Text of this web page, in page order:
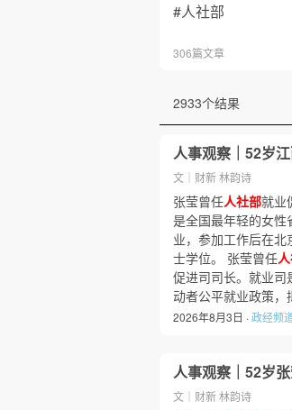
#人社部
306篇文章
2933个结果
人事观察｜52岁
文｜财新 林韵诗
张莹曾任人社部就业
是全国最年轻的女
业，参加工作后在
士学位。 张莹曾任
促进司司长。就业司
动者公平就业政策
2026年8月3日 ·政经频
人事观察｜52岁
文｜财新 林韵诗